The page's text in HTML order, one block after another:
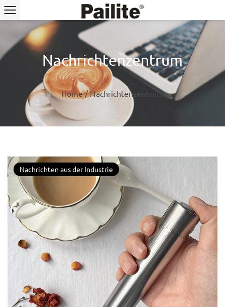
Nachrichtenzentrum
Home/Nachrichtenzentrum
Nachrichten aus der Industrie